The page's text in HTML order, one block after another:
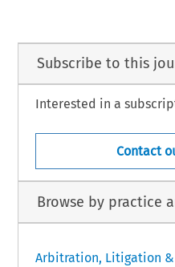
Subscribe to this
Interested in a
Contact
Browse by practice
Arbitration, Litigation